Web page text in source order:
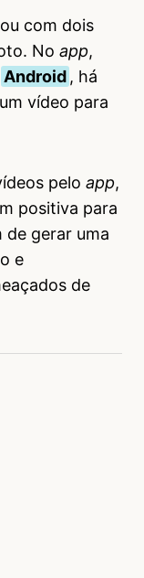
com dois
No app,
Android, há
vídeo para
pelo app,
positiva para
de gerar uma
e
de